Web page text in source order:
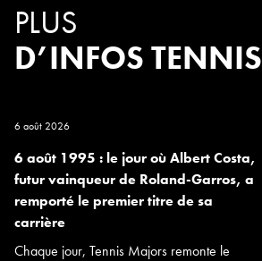
PLUS
D’INFOS TENNIS
6 août 2026
6 août 1995 : le jour où Albert Costa,
futur vainqueur de Roland-Garros, a
remporté le premier titre de sa
carrière
Chaque jour, Tennis Majors remonte le